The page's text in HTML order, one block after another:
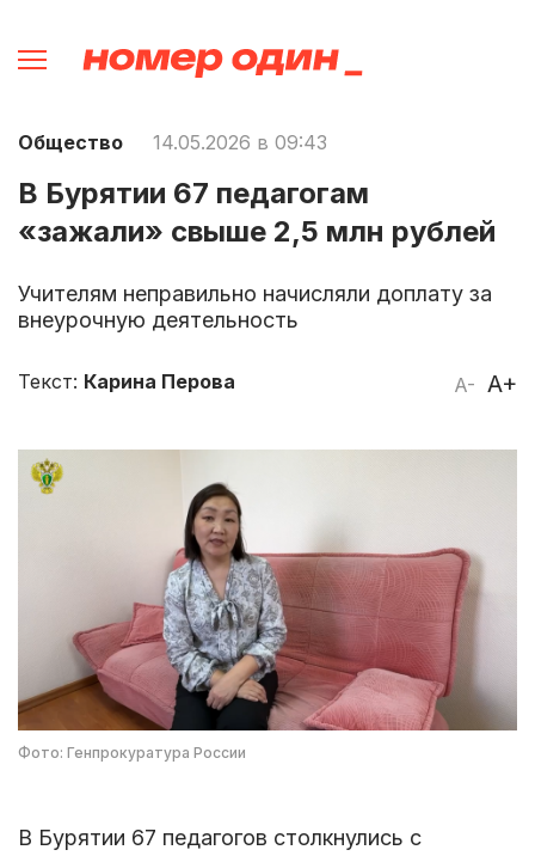
Общество 14.05.2026 в 09:43
В Бурятии 67 педагогам
«зажали» свыше 2,5 млн рублей
Учителям неправильно начисляли доплату за
внеурочную деятельность
A- A+
Текст: Карина Перова
Фото: Генпрокуратура России
В Бурятии 67 педагогов столкнулись с